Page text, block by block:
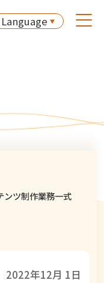
Language
ンツ制作業務一式
2022年12月 1日